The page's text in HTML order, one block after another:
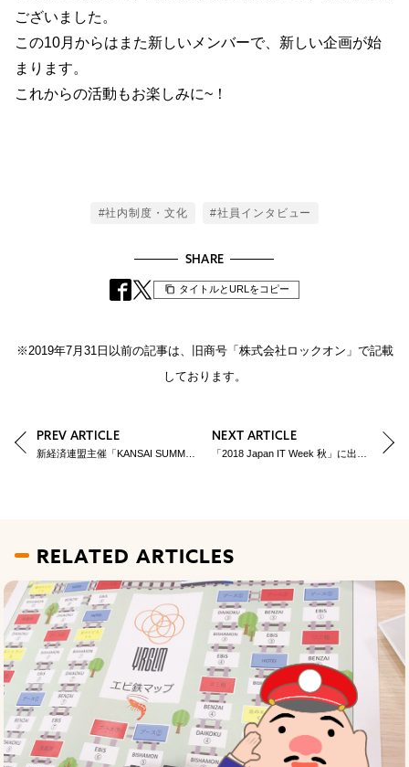
ございました。
この10月からはまた新しいメンバーで、新しい企画が始
まります。
これからの活動もお楽しみに~！
#社内制度・文化 #社員インタビュー
SHARE
タイトルとURLをコピー
※2019年7月31日以前の記事は、旧商号「株式会社ロックオン」で記載
しております。
PREV ARTICLE NEXT ARTICLE
RELATED ARTICLES